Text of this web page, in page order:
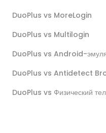
DuoPlus vs MoreLogin
DuoPlus vs Multilogin
DuoPlus vs Android-
DuoPlus vs Antidetect
DuoPlus vs Физический